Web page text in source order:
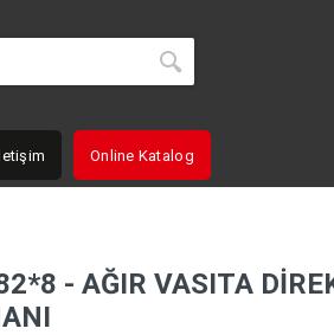
Online Katalog
- AĞIR VASITA